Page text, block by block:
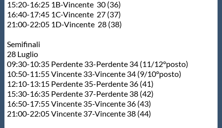
15:20-16:25 1B-Vincente 30 (36)
16:40-17:45 1C-Vincente 27 (37)
21:00-22:05 1D-Vincente 28 (38)
Semifinali
28 Luglio
09:30-10:35 Perdente 33-Perdente 34 (11/12°posto)
10:50-11:55 Vincente 33-Vincente 34 (9/10°posto)
12:10-13:15 Perdente 35-Perdente 36 (41)
15:30-16:35 Perdente 37-Perdente 38 (42)
16:50-17:55 Vincente 35-Vincente 36 (43)
21:00-22:05 Vincente 37-Vincente 38 (44)